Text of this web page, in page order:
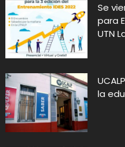
Se
para
UTN
la